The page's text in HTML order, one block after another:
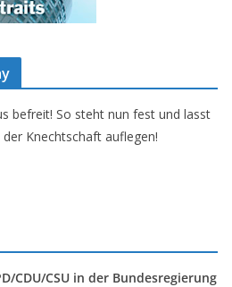
befreit! So steht nun fest und lasst
Knechtschaft auflegen!
CDU/CSU in der Bundesregierung